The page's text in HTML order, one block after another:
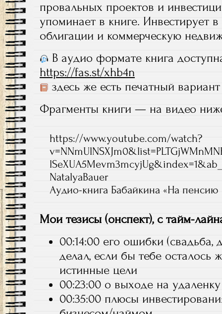
провальных проектов и
упоминает в книге. Инвестирует
облигации и коммерческую
В аудио формате книга
https://fas.st/xhb4n
здесь же есть печатный
Фрагменты книги — на видео
https://www.youtube.com/watch?
NatalyaBauer
Аудио-книга Бабайкина «На пенсию
Мои тезисы (онспект), с тайм-
00:14:00 его ошибки (свадьба,
делал, если бы тебе осталось
истинные цели
00:23:00 о выходе на удаленку
00:35:00 плюсы